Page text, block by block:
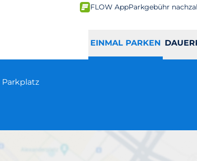
FLOW AppParkgebühr
EINMAL PARKEN
Parkplatz